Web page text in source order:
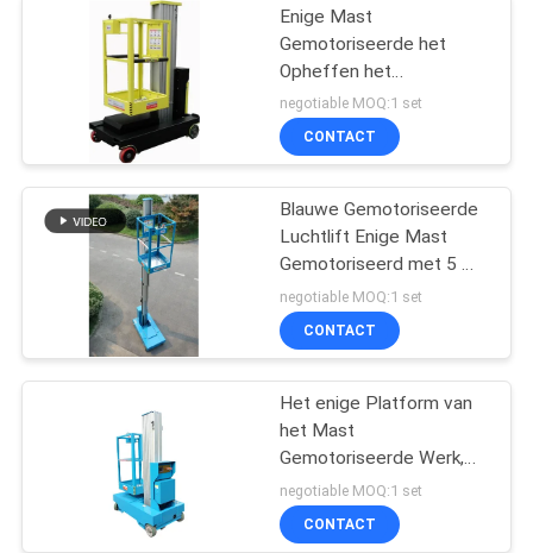
Enige Mastlift
Hydraulische
Liftladder
26
Enige Mast
Gemotoriseerde het
Opheffen het
Werkplatforms voor de
Binnenonderhoudsdienst
negotiable MOQ:1 set
CONTACT
Blauwe Gemotoriseerde
Luchtlift Enige Mast
Gemotoriseerd met 5 m-
het Werk Hoogte
negotiable MOQ:1 set
CONTACT
Het enige Platform van
het Mast
Gemotoriseerde Werk,
Mobiel Opgeheven
Platform voor
Binnenonderhoud
negotiable MOQ:1 set
CONTACT